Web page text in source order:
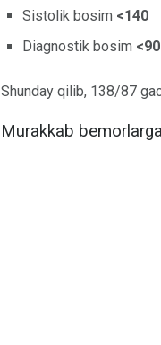
Sistolik bosim <140
Diagnostik bosim <90
Shunday qilib, 138/87
Murakkab